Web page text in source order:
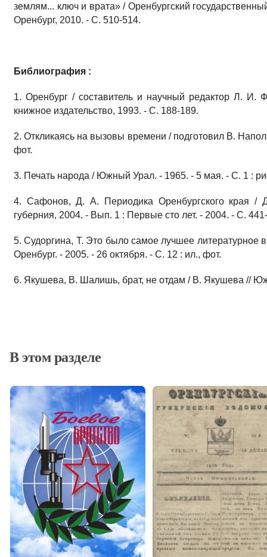
землям... ключ и врата» / Оренбургский
Оренбург, 2010. - С. 510-514.
Библиография :
1. Оренбург / составитель и научный редактор Л. И.
книжное издательство, 1993. - С. 188-189.
2. Откликаясь на вызовы времени / подготовил В.
фот.
3. Печать народа / Южный Урал. - 1965. - 5 мая. - С. 1 :
4. Сафонов, Д. А. Периодика Оренбургского края /
губерния, 2004. - Вып. 1 : Первые сто лет. - 2004. - С.
5. Судоргина, Т. Это было самое лучшее литературное
Оренбург. - 2005. - 26 октября. - С. 12 : ил., фот.
6. Якушева, В. Шалишь, брат, не отдам / В. Якушева //
В этом разделе